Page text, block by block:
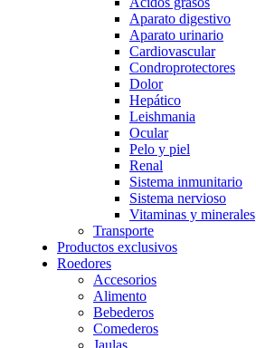
Aparato digestivo
Aparato urinario
Cardiovascular
Condroprotectores
Dolor
Hepático
Leishmania
Ocular
Pelo y piel
Renal
Sistema inmunitario
Sistema nervioso
Vitaminas y minerales
Transporte
Productos exclusivos
Roedores
Accesorios
Alimento
Bebederos
Comederos
Jaulas